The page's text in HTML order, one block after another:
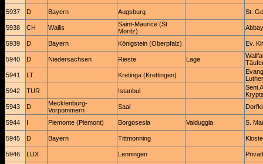
5937 D Bayern Augsburg St.
5938 CH Wallis
Saint-Maurice (St.
Moritz)
5939 D Bayern Königstein (Oberpfalz) Ev.
5940 D Niedersachsen Rieste Lage
5941
LT Kretinga (Krettingen)
5942
TUR Istanbul
Sent
5943
D
Mecklenburg-
Vorpommern
Saal
5944 I Piemonte (Piemont) Borgosesia Valduggia S.
5945 D Bayern Tittmonning
5946 LUX Lenningen